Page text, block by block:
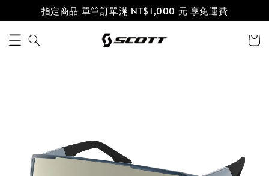
指定商品 單筆訂單滿 NT$1,000 元 享免運費